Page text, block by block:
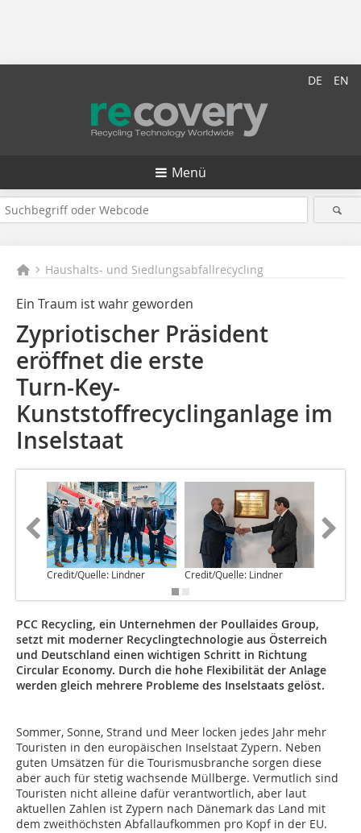
DE EN
Menü
Haushalts- und Siedlungsabfallrecycling
Ein Traum ist wahr geworden
Zypriotischer Präsident
eröffnet die erste
Turn-Key-
Kunststoffrecyclinganlage im
Inselstaat
Credit/Quelle: Lindner Credit/Quelle: Lindner
PCC Recycling, ein Unternehmen der Poullaides Group,
setzt mit moderner Recyclingtechnologie aus Österreich
und Deutschland einen wichtigen Schritt in Richtung
Circular Economy. Durch die hohe Flexibilität der Anlage
werden gleich mehrere Probleme des Inselstaats gelöst.
Sommer, Sonne, Strand und Meer locken jedes Jahr mehr
Touristen in den europäischen Inselstaat Zypern. Neben
guten Umsätzen für die Tourismusbranche sorgen diese
aber auch für stetig wachsende Müllberge. Vermutlich sind
Touristen nicht alleine dafür verantwortlich, aber laut
aktuellen Zahlen ist Zypern nach Dänemark das Land mit
dem zweithöchsten Abfallaufkommen pro Kopf in der EU.